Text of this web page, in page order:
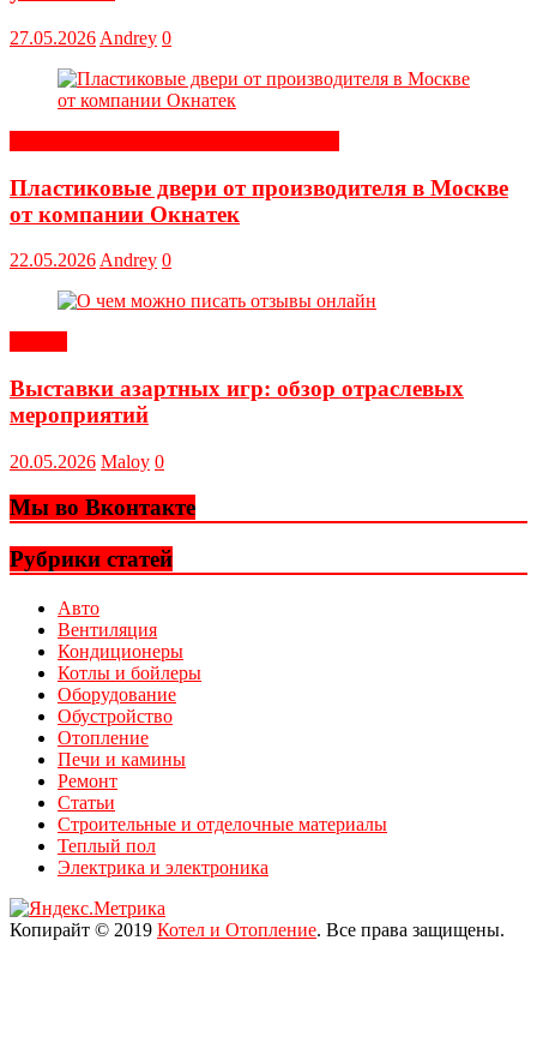
27.05.2026 Andrey 0
Пластиковые двери от производителя в Москве
от компании Окнатек
22.05.2026 Andrey 0
Выставки азартных игр: обзор отраслевых
мероприятий
20.05.2026 Maloy 0
Мы во Вконтакте
Рубрики статей
Авто
Вентиляция
Кондиционеры
Котлы и бойлеры
Оборудование
Обустройство
Отопление
Печи и камины
Ремонт
Статьи
Строительные и отделочные материалы
Теплый пол
Электрика и электроника
Копирайт © 2019 Котел и Отопление. Все права защищены.